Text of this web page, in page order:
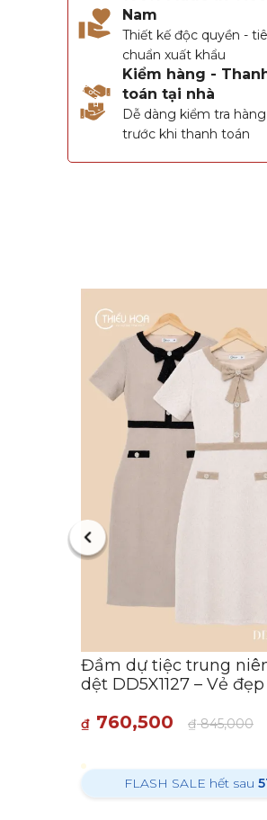
Nam
Thiết kế độc quyền -
chuẩn xuất khẩu
Kiểm hàng -
toán tại nhà
Dễ dàng kiểm tra hàng
trước khi thanh toán
Đầm dự tiệc trung
dệt DD5X1127 – Vẻ
₫ 760,500 ₫845,000
FLASH SALE hết sau